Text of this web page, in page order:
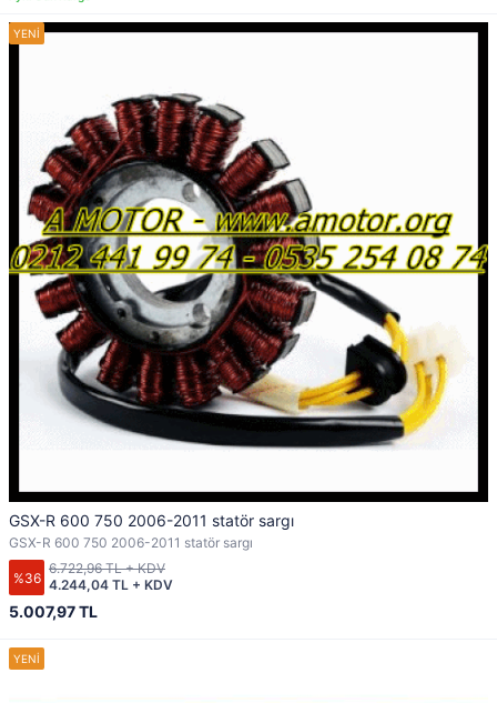
GSX-R 600 750 2006-2011 statör sargı
GSX-R 600 750 2006-2011 statör sargı
%36
5.007,97 TL
4.244,04 TL + KDV
6.722,96 TL + KDV